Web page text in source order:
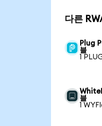
다른
Plug
블
1
블
1